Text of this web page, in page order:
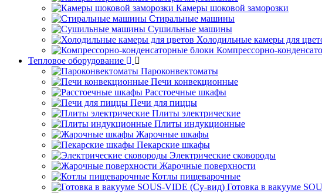
Камеры шоковой заморозки
Стиральные машины
Сушильные машины
Холодильные камеры для
Компрессорно-
Тепловое оборудование
Пароконвектоматы
Печи конвекционные
Расстоечные шкафы
Печи для пиццы
Плиты электрические
Плиты индукционные
Жарочные шкафы
Пекарские шкафы
Электрические сковороды
Жарочные поверхности
Котлы пищеварочные
Готовка в вакууме